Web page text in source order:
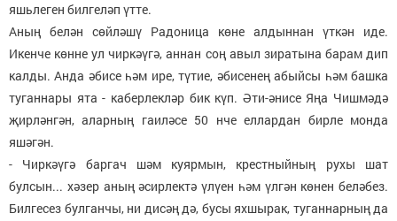
яшьлеген билгеләп үтте.
Аның белән сөйләшү Радоница көне алдыннан үткән иде.
Икенче көнне ул чиркәүгә, аннан соң авыл зиратына барам дип
калды. Анда әбисе һәм ире, түтие, әбисенең абыйсы һәм башка
туганнары ята - каберлекләр бик күп. Әти-әнисе Яңа Чишмәдә
җирләнгән, аларның гаиләсе 50 нче еллардан бирле монда
яшәгән.
- Чиркәүгә баргач шәм куярмын, крестныйның рухы шат
булсын... хәзер аның әсирлектә үлүен һәм үлгән көнен беләбез.
Билгесез булганчы, ни дисәң дә, бусы яхшырак, туганнарның да